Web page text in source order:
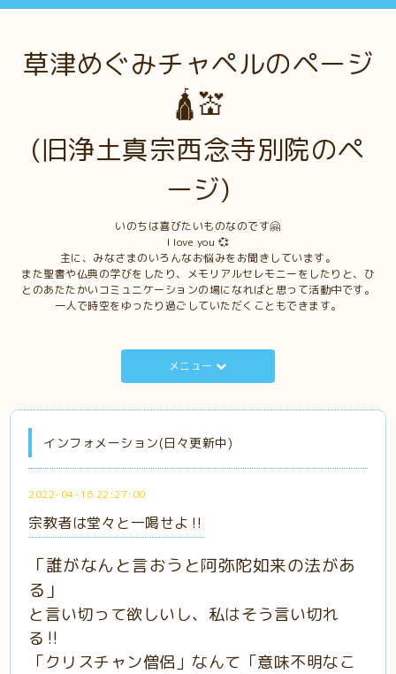
草津めぐみチャペルのページ
🛕💒
(旧浄土真宗西念寺別院のペ
ージ)
いのちは喜びたいものなのです🤗
I love you 💞
主に、みなさまのいろんなお悩みをお聞きしています。
また聖書や仏典の学びをしたり、メモリアルセレモニーをしたりと、ひ
とのあたたかいコミュニケーションの場になればと思って活動中です。
一人で時空をゆったり過ごしていただくこともできます。
メニュー
インフォメーション(日々更新中)
2022-04-16 22:27:00
宗教者は堂々と一喝せよ‼️
「誰がなんと言おうと阿弥陀如来の法があ
る」
と言い切って欲しいし、私はそう言い切れ
る‼️
「クリスチャン僧侶」なんて「意味不明なこ